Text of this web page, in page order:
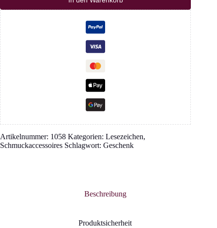
Artikelnummer: 1058 Kategorien: Lesezeichen,
Schmuckaccessoires Schlagwort: Geschenk
Beschreibung
Produktsicherheit